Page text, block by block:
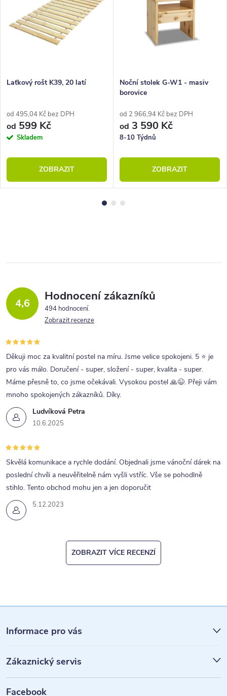
Laťkový rošt K39, 20 latí
od 495,04 Kč bez DPH
od 599 Kč
Skladem
ZOBRAZIT
Noční stolek G-W1 - masiv
borovice
od 2 966,94 Kč bez DPH
od 3 590 Kč
8-10 Týdnů
ZOBRAZIT
4,6 Hodnocení zákazníků
494 hodnocení
Zobrazit recenze
Ludvíková Petra
10.6.2025
Děkuji moc za kvalitní postel na míru. Jsme velice spokojeni. 5 ⭐ je
pro vás málo. Doručení - super, složení - super, kvalita - super.
Máme přesně to, co jsme očekávali. Vysokou postel 🙏😉. Přeji vám
mnoho spokojených zákazníků. Díky.
5.12.2023
Skvělá komunikace a rychle dodání. Objednali jsme vánoční dárek na
poslední chvíli a neuvěřitelně nám vyšli vstříc. Vše se pohodlně
stihlo. Tento obchod mohu jen a jen doporučit
ZOBRAZIT VÍCE RECENZÍ
á
p
a
Informace pro vás
Zákaznický servis
Facebook